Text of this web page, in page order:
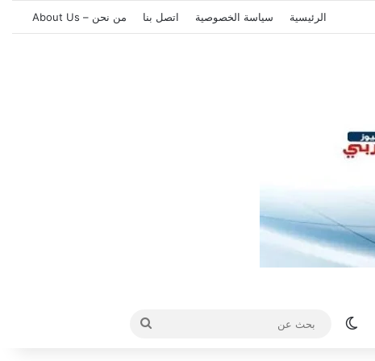
الرئيسية سياسة الخصوصية اتصل بنا من نحن – About Us
الوضع المظلم
بحث